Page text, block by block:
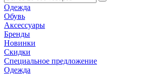
Одежда
Обувь
Аксессуары
Бренды
Новинки
Скидки
Специальное предложение
Одежда